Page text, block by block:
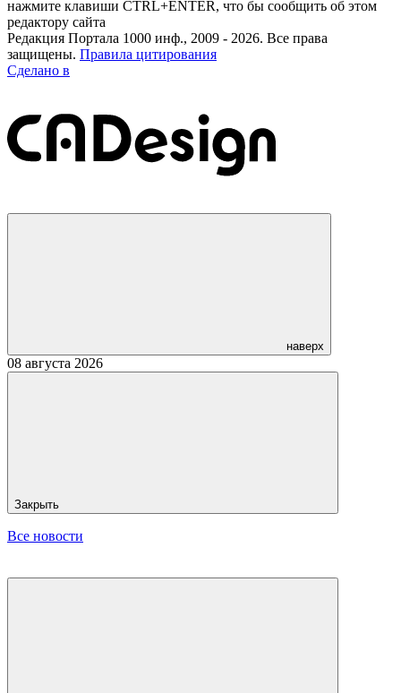
нажмите клавиши CTRL+ENTER, что бы сообщить об этом
редактору сайта
Редакция Портала 1000 инф., 2009 - 2026. Все права
защищены. Правила цитирования
Сделано в
наверх
08 августа 2026
Закрыть
Все новости